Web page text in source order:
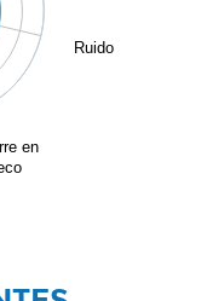
Ruido
en